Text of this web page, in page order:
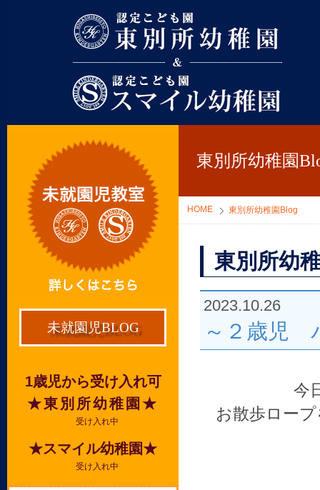
東別所幼稚園
HOME 東別所幼稚園Blog
東別所幼
2023.10.26
～２歳児
今
お散歩ロー
未就園児BLOG
1歳児から受け入れ可
★東別所幼稚園★
受け入れ中
★スマイル幼稚園★
受け入れ中